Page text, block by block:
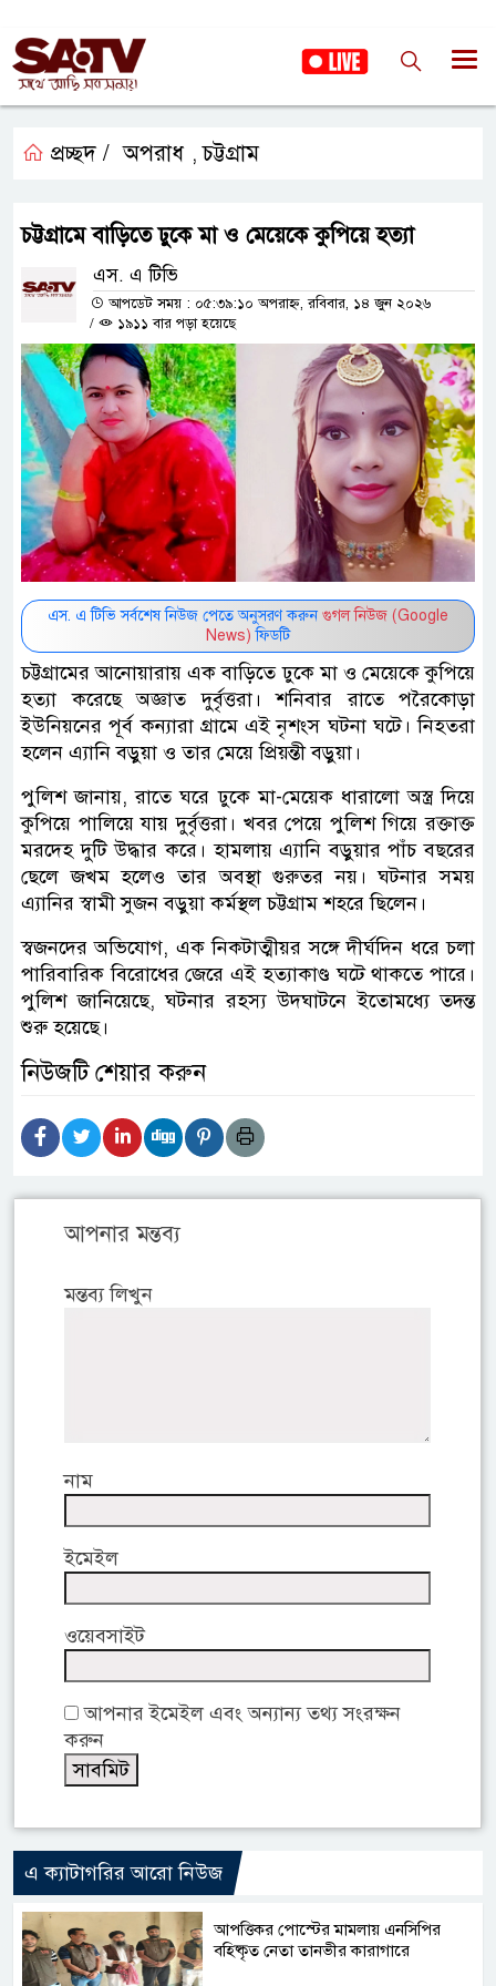
প্রচ্ছদ / অপরাধ ,চট্টগ্রাম
চট্টগ্রামে বাড়িতে ঢুকে মা ও মেয়েকে কুপিয়ে হত্যা
এস. এ টিভি
আপডেট সময় : ০৫:৩৯:১০ অপরাহ্ন, রবিবার, ১৪ জুন ২০২৬
/
১৯১১ বার পড়া হয়েছে
এস. এ টিভি সর্বশেষ নিউজ পেতে অনুসরণ করুন গুগল নিউজ (Google
News) ফিডটি
চট্টগ্রামের আনোয়ারায় এক বাড়িতে ঢুকে মা ও মেয়েকে কুপিয়ে
হত্যা করেছে অজ্ঞাত দুর্বৃত্তরা। শনিবার রাতে পরৈকোড়া
ইউনিয়নের পূর্ব কন্যারা গ্রামে এই নৃশংস ঘটনা ঘটে। নিহতরা
হলেন এ্যানি বড়ুয়া ও তার মেয়ে প্রিয়ন্তী বড়ুয়া।
পুলিশ জানায়, রাতে ঘরে ঢুকে মা-মেয়েক ধারালো অস্ত্র দিয়ে
কুপিয়ে পালিয়ে যায় দুর্বৃত্তরা। খবর পেয়ে পুলিশ গিয়ে রক্তাক্ত
মরদেহ দুটি উদ্ধার করে। হামলায় এ্যানি বড়ুয়ার পাঁচ বছরের
ছেলে জখম হলেও তার অবস্থা গুরুতর নয়। ঘটনার সময়
এ্যানির স্বামী সুজন বড়ুয়া কর্মস্থল চট্টগ্রাম শহরে ছিলেন।
স্বজনদের অভিযোগ, এক নিকটাত্মীয়র সঙ্গে দীর্ঘদিন ধরে চলা
পারিবারিক বিরোধের জেরে এই হত্যাকাণ্ড ঘটে থাকতে পারে।
পুলিশ জানিয়েছে, ঘটনার রহস্য উদঘাটনে ইতোমধ্যে তদন্ত
শুরু হয়েছে।
নিউজটি শেয়ার করুন
আপনার মন্তব্য
মন্তব্য লিখুন
নাম
ইমেইল
ওয়েবসাইট
আপনার ইমেইল এবং অন্যান্য তথ্য সংরক্ষন
করুন
এ ক্যাটাগরির আরো নিউজ
আপত্তিকর পোস্টের মামলায় এনসিপির
বহিষ্কৃত নেতা তানভীর কারাগারে